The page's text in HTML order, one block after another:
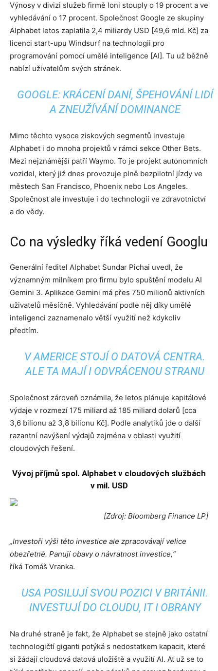
Výnosy v divizi služeb firmě loni stouply o 19 procent a ve
vyhledávání o 17 procent. Společnost Google ze skupiny
Alphabet letos zaplatila 2,4 miliardy USD [49,6 mld. Kč] za
licenci start-upu Windsurf na technologii pro
programování pomocí umělé inteligence [AI]. Tu už běžně
nabízí uživatelům svých stránek.
GOOGLE: KRÁCENÍ DANÍ, ŠPEHOVÁNÍ LIDÍ
A ZNEUŽÍVÁNÍ DOMINANCE
Mimo těchto vysoce ziskových segmentů investuje
Alphabet i do mnoha projektů v rámci sekce Other Bets.
Mezi nejznámější patří Waymo. To je projekt autonomních
vozidel, který již dnes provozuje plně bezpilotní jízdy ve
městech San Francisco, Phoenix nebo Los Angeles.
Společnost ale investuje i do technologií ve zdravotnictví
a do vědy.
Co na výsledky říká vedení Googlu
Generální ředitel Alphabet Sundar Pichai uvedl, že
významným milníkem pro firmu bylo spuštění modelu AI
Gemini 3. Aplikace Gemini má přes 750 milionů aktivních
uživatelů měsíčně. Vyhledávání podle něj díky umělé
inteligenci zaznamenalo větší využití než kdykoliv
předtím.
V AMERICE STOJÍ O DATOVÁ CENTRA.
ALE TA MAJÍ I ODVRÁCENOU STRANU
Společnost zároveň oznámila, že letos plánuje kapitálové
výdaje v rozmezí 175 miliard až 185 miliard dolarů [cca
3,6 bilionu až 3,8 bilionu Kč]. Podle analytiků jde o další
razantní navýšení výdajů zejména v oblasti využití
cloudových řešení.
Vývoj příjmů spol. Alphabet v cloudových službách
v mil. USD
[Zdroj: Bloomberg Finance LP]
„Investoři výši této investice ale zpracovávají velice
obezřetně. Panují obavy o návratnost investice,“
říká Tomáš Vranka.
USA POSILUJÍ SVOU POZICI V BRITÁNII.
INVESTUJÍ DO CLOUDU, IT I OBRANY
Na druhé straně je fakt, že Alphabet se stejně jako ostatní
technologičtí giganti potýká s nedostatkem kapacit, které
si žádají cloudová datová uložiště a využití AI. Ať už se to